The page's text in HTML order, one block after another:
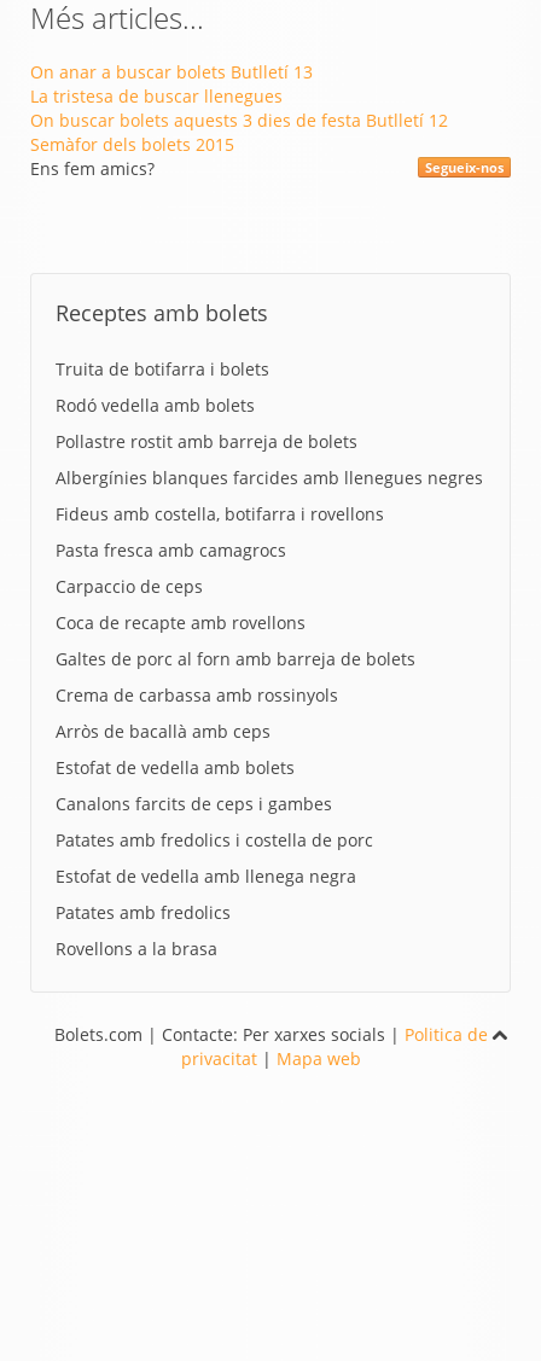
Més articles...
On anar a buscar bolets Butlletí 13
La tristesa de buscar llenegues
On buscar bolets aquests 3 dies de festa Butlletí 12
Semàfor dels bolets 2015
Segueix-nos
Ens fem amics?
Receptes amb bolets
Truita de botifarra i bolets
Rodó vedella amb bolets
Pollastre rostit amb barreja de bolets
Albergínies blanques farcides amb llenegues negres
Fideus amb costella, botifarra i rovellons
Pasta fresca amb camagrocs
Carpaccio de ceps
Coca de recapte amb rovellons
Galtes de porc al forn amb barreja de bolets
Crema de carbassa amb rossinyols
Arròs de bacallà amb ceps
Estofat de vedella amb bolets
Canalons farcits de ceps i gambes
Patates amb fredolics i costella de porc
Estofat de vedella amb llenega negra
Patates amb fredolics
Rovellons a la brasa
Bolets.com | Contacte: Per xarxes socials | Politica de
privacitat| Mapa web